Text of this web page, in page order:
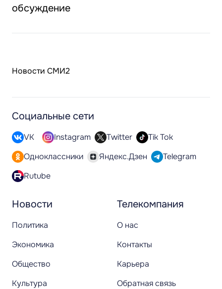
обсуждение
Новости СМИ2
Новости
Политика
Экономика
Общество
Культура
Телекомпания
О нас
Контакты
Карьера
Обратная связь
Социальные сети
VK Instagram Twitter
Tik Tok
Одноклассники
Яндекс.Дзен
Telegram
Rutube